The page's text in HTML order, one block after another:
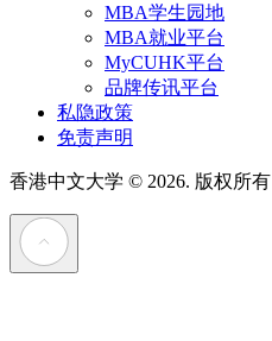
MBA学生园地
MBA就业平台
MyCUHK平台
品牌传讯平台
私隐政策
免责声明
香港中文大学 © 2026. 版权所有